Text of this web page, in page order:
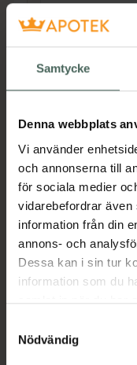
Samtycke
Denna webbplats
Vi använder
och annonserna till
för sociala medier
vidarebefordrar även
information från din
annons- och
Dessa kan i sin tur
information som du
samlat in när du har
återkalla ditt
cookieinställningar.
Nödvändig
Köp
Beskrivning
Aleppotvål
gjord på oliv